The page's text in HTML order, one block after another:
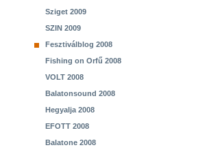
Sziget 2009
SZIN 2009
Fesztiválblog 2008
Fishing on Orfű 2008
VOLT 2008
Balatonsound 2008
Hegyalja 2008
EFOTT 2008
Balatone 2008